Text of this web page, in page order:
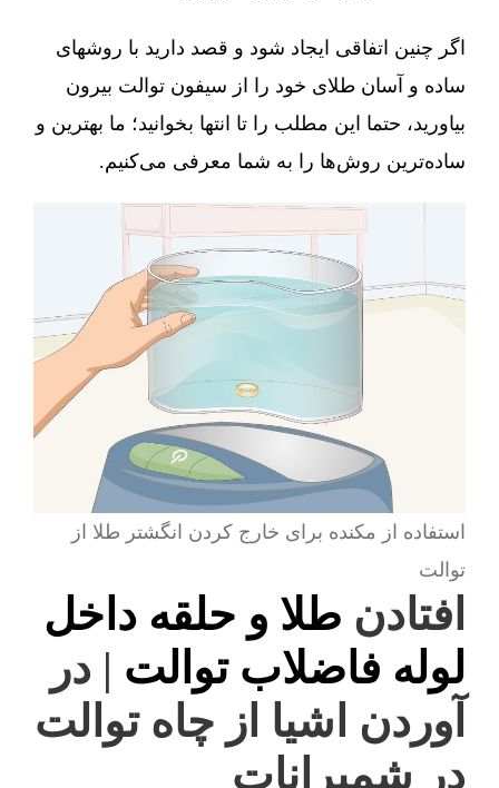
اگر چنین اتفاقی ایجاد شود و قصد دارید با روشهای
ساده و آسان طلای خود را از سیفون توالت بیرون
بیاورید، حتما این مطلب را تا انتها بخوانید؛ ما بهترین و
ساده‌ترین روش‌ها را به شما معرفی می‌کنیم.
استفاده از مکنده برای خارج کردن انگشتر طلا از
توالت
افتادن طلا و حلقه داخل
لوله فاضلاب توالت | در
آوردن اشیا از چاه توالت
در شمیرانات